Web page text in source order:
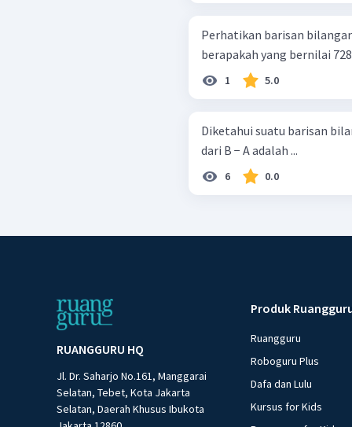
Perhatikan barisan bilangan berikut. 0 , 3 , 8 , 15
berapakah yang bernilai
1 5.0
Diketahui suatu barisan
dari B − A adalah ...
6 0.0
RUANGGURU HQ
Jl. Dr. Saharjo No.161, Manggarai
Selatan, Tebet, Kota Jakarta
Selatan, Daerah Khusus Ibukota
Produk
Ruangguru
Roboguru Plus
Dafa dan Lulu
Kursus for Kids